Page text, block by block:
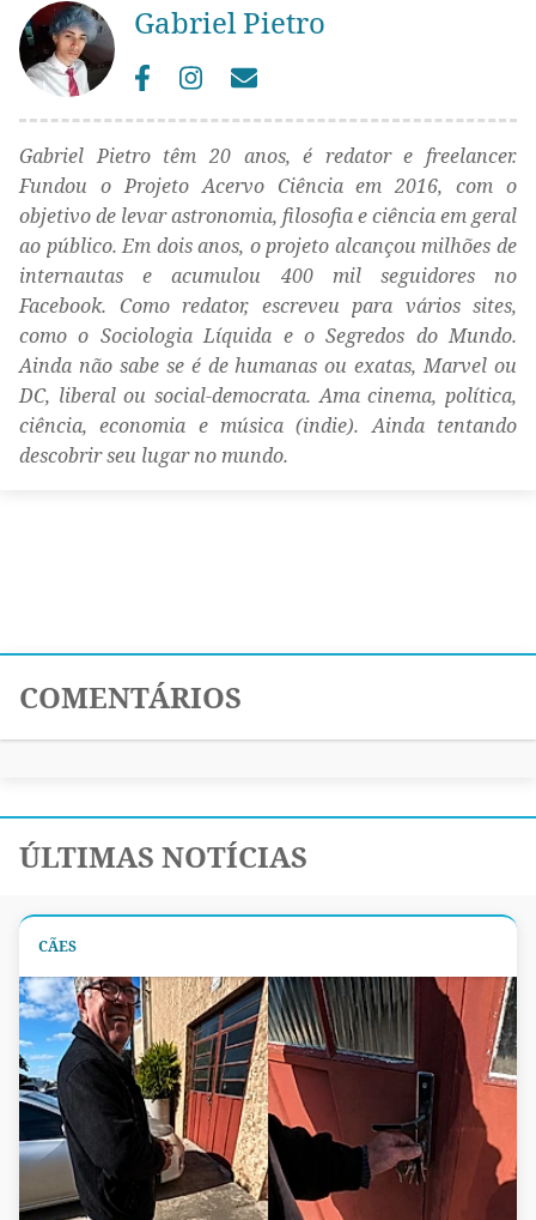
Gabriel Pietro
Gabriel Pietro têm 20 anos, é redator e freelancer.
Fundou o Projeto Acervo Ciência em 2016, com o
objetivo de levar astronomia, filosofia e ciência em geral
ao público. Em dois anos, o projeto alcançou milhões de
internautas e acumulou 400 mil seguidores no
Facebook. Como redator, escreveu para vários sites,
como o Sociologia Líquida e o Segredos do Mundo.
Ainda não sabe se é de humanas ou exatas, Marvel ou
DC, liberal ou social-democrata. Ama cinema, política,
ciência, economia e música (indie). Ainda tentando
descobrir seu lugar no mundo.
COMENTÁRIOS
ÚLTIMAS NOTÍCIAS
CÃES